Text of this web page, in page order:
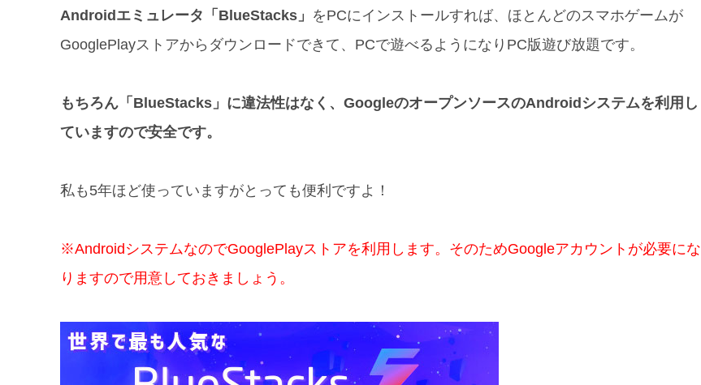
Androidエミュレータ「BlueStacks」 をPCにインストールすれば、ほとんどのスマホゲームが
GooglePlayストアからダウンロードできて、PCで遊べるようになりPC版遊び放題です。
もちろん「BlueStacks」に違法性はなく、GoogleのオープンソースのAndroidシステムを利用し
ていますので安全です。
私も5年ほど使っていますがとっても便利ですよ！
※AndroidシステムなのでGooglePlayストアを利用します。そのためGoogleアカウントが必要にな
りますので用意しておきましょう。